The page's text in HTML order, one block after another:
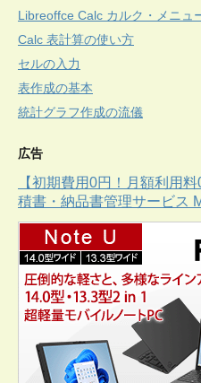
Libreoffce Calc カルク・メニュ
Calc 表計算の使い方
セルの入力
表作成の基本
統計グラフ作成の流儀
広告
【初期費用0円！月額利用
積書・納品書管理サービス